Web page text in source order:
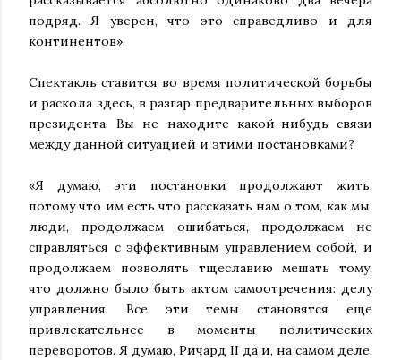
подряд. Я уверен, что это справедливо и для
континентов».
Спектакль ставится во время политической борьбы
и раскола здесь, в разгар предварительных выборов
президента. Вы не находите какой-нибудь связи
между данной ситуацией и этими постановками?
«Я думаю, эти постановки продолжают жить,
потому что им есть что рассказать нам о том, как мы,
люди, продолжаем ошибаться, продолжаем не
справляться с эффективным управлением собой, и
продолжаем позволять тщеславию мешать тому,
что должно было быть актом самоотречения: делу
управления. Все эти темы становятся еще
привлекательнее в моменты политических
переворотов. Я думаю, Ричард II да и, на самом деле,